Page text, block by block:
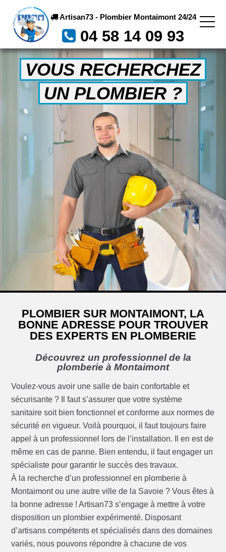
Artisan73 - Plombier Montaimont 24/24
04 58 14 09 93
VOUS RECHERCHEZ
UN PLOMBIER ?
PLOMBIER SUR MONTAIMONT, LA
BONNE ADRESSE POUR TROUVER
DES EXPERTS EN PLOMBERIE
Découvrez un professionnel de la
plomberie à Montaimont
Voulez-vous avoir une salle de bain confortable et
sécurisante ? Il faut s’assurer que votre système
sanitaire soit bien fonctionnel et conforme aux normes de
sécurité en vigueur. Voilà pourquoi, il faut toujours faire
appel à un professionnel lors de l’installation. Il en est de
même en cas de panne. Bien entendu, il faut engager un
spécialiste pour garantir le succès des travaux.
À la recherche d’un professionnel en plomberie à
Montaimont ou une autre ville de la Savoie ? Vous êtes à
la bonne adresse ! Artisan73 s’engage à mettre à votre
disposition un plombier expérimenté. Disposant
d’artisans compétents et spécialisés dans des domaines
variés, nous pouvons répondre à chacune de vos